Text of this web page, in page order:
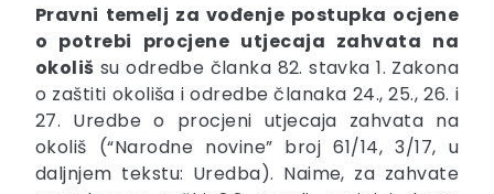
Pravni temelj za vođenje postupka ocjene
o potrebi procjene utjecaja zahvata na
okoliš su odredbe članka 82. stavka 1. Zakona
o zaštiti okoliša i odredbe članaka 24., 25., 26. i
27. Uredbe o procjeni utjecaja zahvata na
okoliš (“Narodne novine” broj 61/14, 3/17, u
daljnjem tekstu: Uredba). Naime, za zahvate